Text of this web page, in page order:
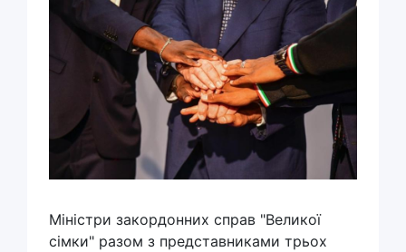
Міністри закордонних справ "Великої
сімки" разом з представниками трьох